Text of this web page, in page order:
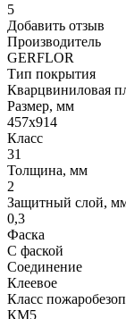
5
Добавить отзыв
Производитель
GERFLOR
Тип покрытия
Кварцвиниловая
Размер, мм
457x914
Класс
31
Толщина, мм
2
Защитный слой,
0,3
Фаска
С фаской
Соединение
Клеевое
Класс
КМ5